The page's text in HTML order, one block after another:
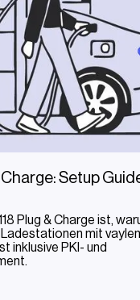
Charge: Setup
Plug & Charge ist,
mit
inklusive PKI- und